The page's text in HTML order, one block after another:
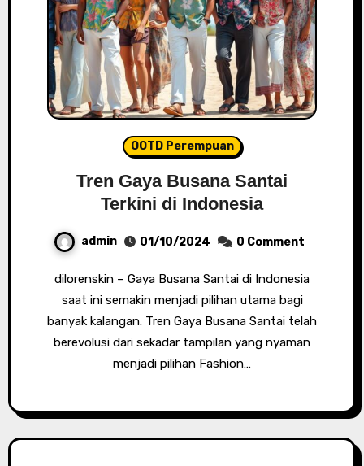
OOTD Perempuan
Tren Gaya Busana Santai
Terkini di Indonesia
admin 01/10/2024 0 Comment
dilorenskin – Gaya Busana Santai di Indonesia
saat ini semakin menjadi pilihan utama bagi
banyak kalangan. Tren Gaya Busana Santai telah
berevolusi dari sekadar tampilan yang nyaman
menjadi pilihan Fashion…